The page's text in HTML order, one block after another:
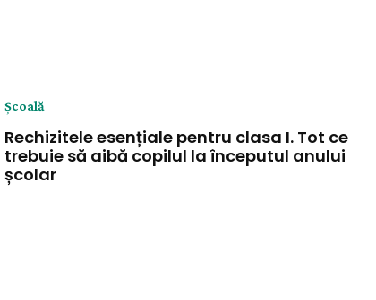
Şcoală
Rechizitele esențiale pentru clasa I. Tot ce
trebuie să aibă copilul la începutul anului
școlar